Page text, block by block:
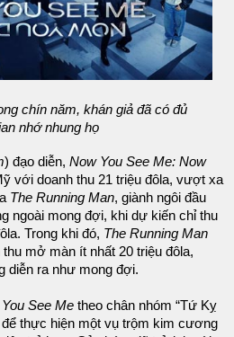
chín năm, khán giả đã có đủ
nhớ nhung họ
) đạo diễn, Now You See Me: Now
với doanh thu 21 triệu đôla, vượt xa
The Running Man, giành ngôi đầu
ngoài mong đợi, khi dự kiến chỉ thu
Trong khi đó, The Running Man
mở màn ít nhất 20 triệu đôla,
diễn ra như mong đợi.
See Me theo chân nhóm “Tứ Kỵ
để thực hiện một vụ trộm kim cương